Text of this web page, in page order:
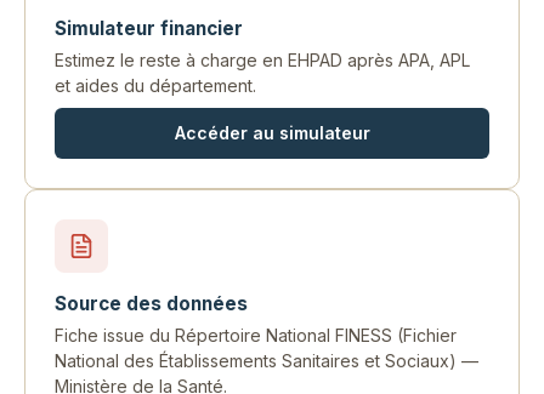
Simulateur financier
Estimez le reste à charge en EHPAD après APA, APL
et aides du département.
Accéder au simulateur
Source des données
Fiche issue du Répertoire National FINESS (Fichier
National des Établissements Sanitaires et Sociaux) —
Ministère de la Santé.